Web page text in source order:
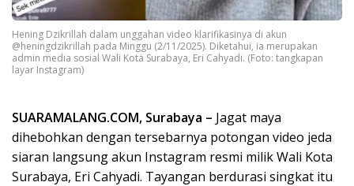
Hening Dzikrillah dalam unggahan video klarifikasinya di akun
@heningdzikrillah pada Minggu (2/11/2025). Diketahui, ia merupakan
admin media sosial Wali Kota Surabaya, Eri Cahyadi. (Foto: tangkapan
layar Instagram)
SUARAMALANG.COM, Surabaya – Jagat maya
dihebohkan dengan tersebarnya potongan video jeda
siaran langsung akun Instagram resmi milik Wali Kota
Surabaya, Eri Cahyadi. Tayangan berdurasi singkat itu